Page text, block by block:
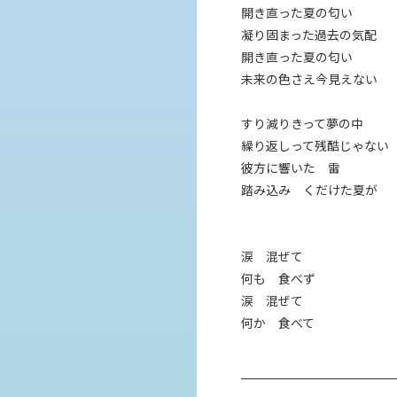
開き直った夏の匂い
凝り固まった過去の気配
開き直った夏の匂い
未来の色さえ今見えない
すり減りきって夢の中
繰り返しって残酷じゃない
彼方に響いた 雷
踏み込み くだけた夏が
涙 混ぜて
何も 食べず
涙 混ぜて
何か 食べて